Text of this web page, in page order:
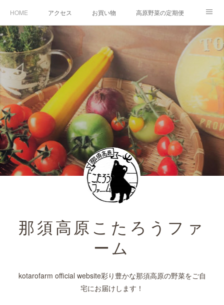
HOME アクセス お買い物 高原野菜の定期便
ふるさと納税
English
那須高原こたろうファ
ーム
kotarofarm official website彩り豊かな那須高原の野菜をご自
宅にお届けします！